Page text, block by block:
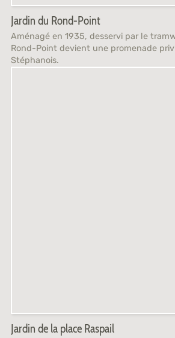
Jardin du Rond-Point
Aménagé en 1935, desservi par le
Rond-Point devient une promenade
Stéphanois.
Jardin de la place Raspail